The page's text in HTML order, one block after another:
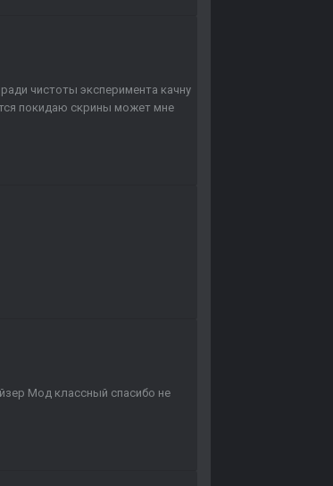
чистоты эксперимента качну
покидаю скрины может мне
Мод классный спасибо не